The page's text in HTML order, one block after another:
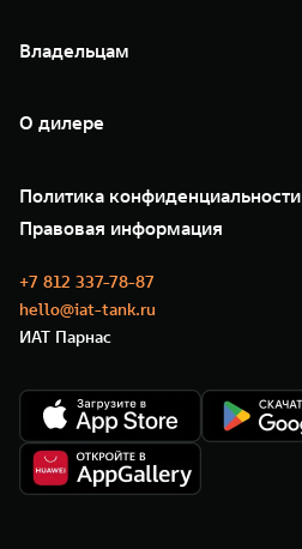
Тест-драйв
TANK Финансы
Корпоративным клиентам
Зарядные станции
Владельцам
Помощь на дороге
Новые цифровые сервисы TANK
Сервис
Нулевое ТО
Моторные масла
О дилере
35 лет GWM
GWM ТЕХ ДЕНЬ
Новости
Политика конфиденциальности
Правовая информация
+7 812 337-78-87
hello@iat-tank.ru
ИАТ Парнас